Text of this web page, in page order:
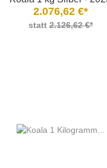
2.076,62 €*
statt 2.126,62 €*